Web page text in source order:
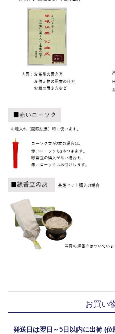
お買い
発送日は翌日～5日以内に出荷 (